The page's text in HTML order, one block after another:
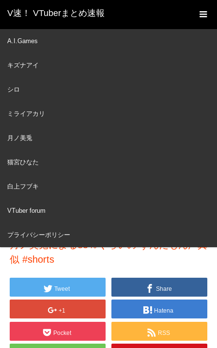
V速！ VTuberまとめ速報
A.I.Games
キズナアイ
シロ
ミライアカリ
月ノ美兎
猫宮ひなた
白上フブキ
VTuber forum
プライバシーポリシー
ホーム
新着動画一覧
23
月ノ美兎による85％ぐらいの ずんだもん声真
似 #shorts
Tweet Share
+1 Hatena
Pocket RSS